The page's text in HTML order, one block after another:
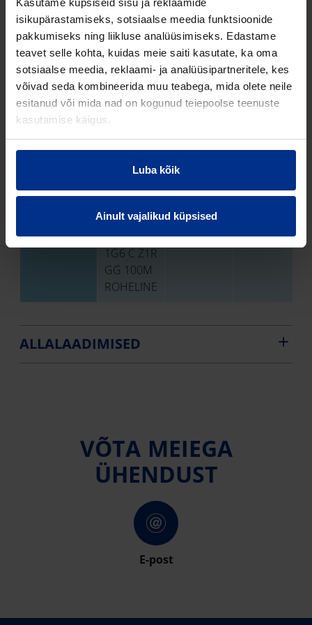
isikupärastamiseks, sotsiaalse meedia funktsioonide
pakkumiseks ning liikluse analüüsimiseks. Edastame
teavet selle kohta, kuidas meie saiti kasutate, ka oma
sotsiaalse meedia, reklaami- ja analüüsipartneritele, kes
võivad seda kombineerida muu teabega, mida olete neile
esitanud või mida nad on kogunud teiepoolse teenuste
kasutamise käigus.
Luba kõik
Ainult vajalikud küpsised
Tootekood
Toote
nimi
Läbimõõt
1234001806
PREFLEX
SAFE 16
1G6 GG D
Z1K 100M
ROHELINE
16 mm 10,6 mm
SAFE
TORU 16
1G6 C Z1R
GG 100M
ROHELINE
ALLALAADIMISED
VÕTA MEIEGA
ÜHENDUST
E-post